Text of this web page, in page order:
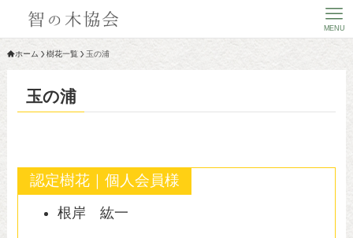
MENU
ホーム 樹花一覧 玉の浦
玉の浦
認定樹花｜個人会員様
根岸 紘一